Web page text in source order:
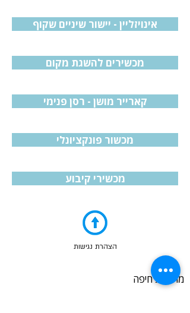
אינויזליין - יישור שיניים שקוף
מכשירים להשגת מקום
קארייר מושן - רסן פנימי
מכשור פונקציונלי
מכשירי קיבוע
הצהרת נגישות
מרפאת חיפה